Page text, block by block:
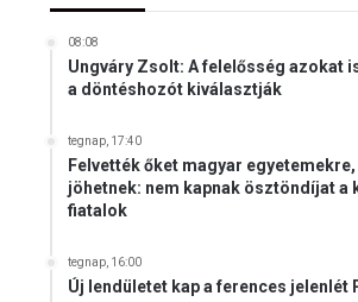
08:08
Ungváry Zsolt: A felelősség azokat
a döntéshozót kiválasztják
tegnap, 17:40
Felvették őket magyar
jöhetnek: nem kapnak ösztöndíjat a
fiatalok
tegnap, 16:00
Új lendületet kap a ferences jelenlét